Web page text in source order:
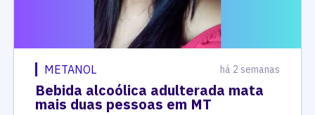
METANOL há 2 semanas
Bebida alcoólica adulterada mata
mais duas pessoas em MT